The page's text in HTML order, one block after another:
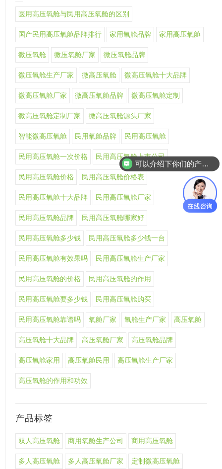
医用高压氧舱与民用高压氧舱的区别
国产民用高压氧舱品牌排行 家用氧舱品牌 家用高压氧舱
微压氧舱 微压氧舱厂家 微压氧舱品牌
微压氧舱生产厂家 微高压氧舱 微高压氧舱十大品牌
微高压氧舱厂家 微高压氧舱品牌 微高压氧舱定制
微高压氧舱定制厂家 微高压氧舱源头厂家
智能微高压氧舱 民用氧舱品牌 民用高压氧舱
民用高压氧舱一次价格 民用高压氧舱上市公司
民用高压氧舱价格 民用高压氧舱价格表
民用高压氧舱十大品牌 民用高压氧舱厂家
民用高压氧舱品牌 民用高压氧舱哪家好
民用高压氧舱多少钱 民用高压氧舱多少钱一台
民用高压氧舱有效果吗 民用高压氧舱生产厂家
民用高压氧舱的价格 民用高压氧舱的作用
民用高压氧舱要多少钱 民用高压氧舱购买
民用高压氧舱靠谱吗 氧舱厂家 氧舱生产厂家 高压氧舱
高压氧舱十大品牌 高压氧舱厂家 高压氧舱品牌
高压氧舱家用 高压氧舱民用 高压氧舱生产厂家
高压氧舱的作用和功效
产品标签
双人高压氧舱 商用氧舱生产公司 商用高压氧舱
多人高压氧舱 多人高压氧舱厂家 定制微高压氧舱
可以介绍下你们的产品么